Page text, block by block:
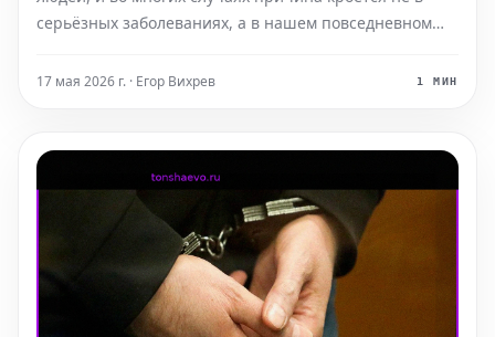
серьёзных заболеваниях, а в нашем повседневном
наук, сомнолога Александра Казаченко, именно наши
17 мая 2026 г. · Егор Вихрев 1 МИН